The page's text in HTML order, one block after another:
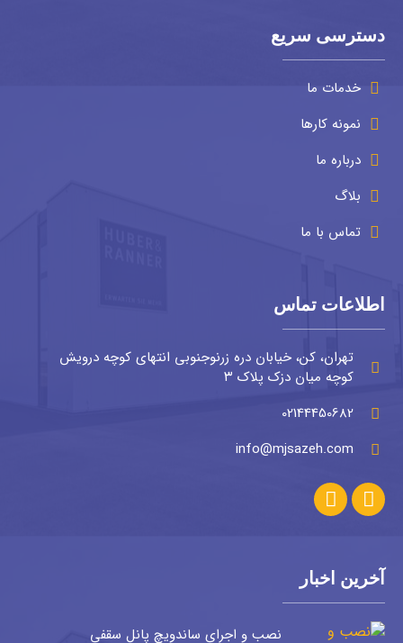
دسترسی سریع
خدمات ما
نمونه کارها
درباره ما
بلاگ
تماس با ما
اطلاعات تماس
تهران، کن، خیابان دره زرنوجنوبی انتهای کوچه درویش
کوچه میان دزک پلاک ۳
02144450682
info@mjsazeh.com
آخرین اخبار
نصب و اجرای ساندویچ پانل سقفی